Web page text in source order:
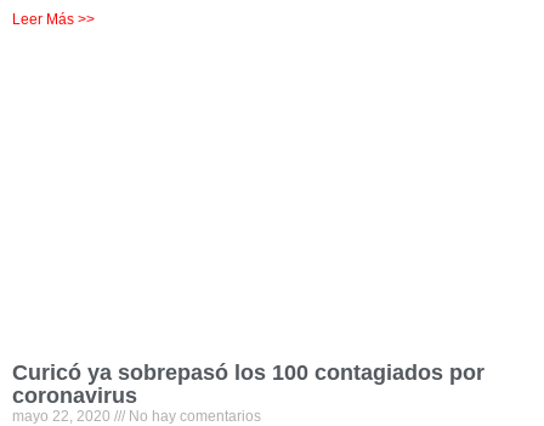
Leer Más >>
Curicó ya sobrepasó los 100 contagiados por
coronavirus
mayo 22, 2020 No hay comentarios